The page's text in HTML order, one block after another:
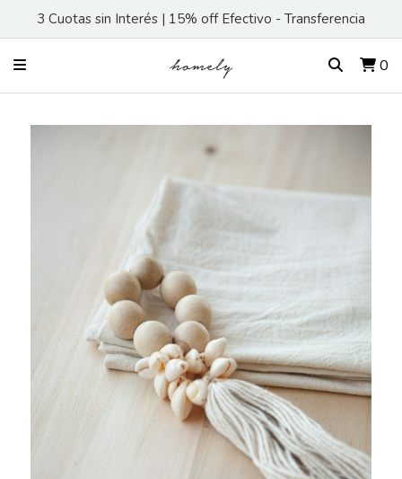
3 Cuotas sin Interés | 15% off Efectivo - Transferencia
0